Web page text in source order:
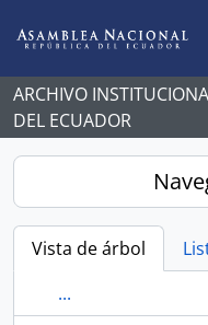
ARCHIVO
DEL ECUADOR
Vista de árbol
...